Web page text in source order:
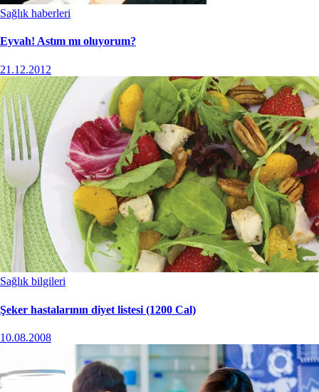
Sağlık haberleri
Eyvah! Astım mı oluyorum?
21.12.2012
Sağlık bilgileri
Şeker hastalarının diyet listesi (1200 Cal)
10.08.2008